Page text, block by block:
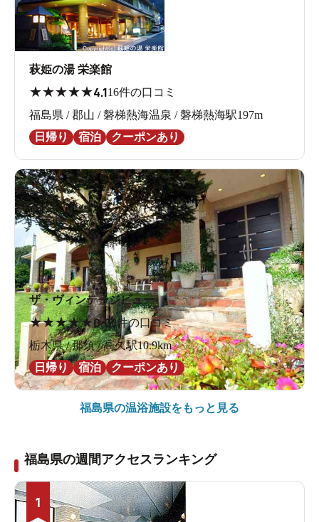
萩姫の湯 栄楽館
★★★★★4.116件の口コミ
福島県 / 郡山 / 磐梯熱海温泉 / 磐梯熱海駅197m
日帰り
宿泊 クーポンあり
ザ・ヴィンテージビュー
★★★★★0.00件の口コミ
栃木県 / 那須 / 高久駅10.9km
日帰り
宿泊 クーポンあり
福島県の温浴施設をもっと見る
福島県の週間アクセスランキング
1